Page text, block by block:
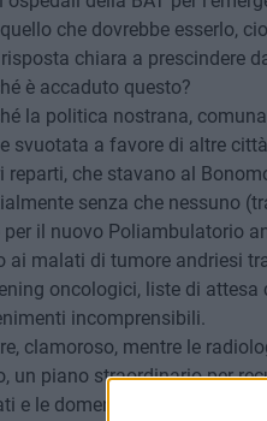
che dovrebbe esserlo,
risposta chiara a prescindere
è accaduto questo?
la politica nostrana,
svuotata a favore di altre
reparti, che stavano al
senza che nessuno
per il nuovo Poliambulatorio
ai malati di tumore andriesi
oncologici, liste di
incomprensibili.
clamoroso, mentre le
un piano straordinario per
e le domeniche, da noi… si